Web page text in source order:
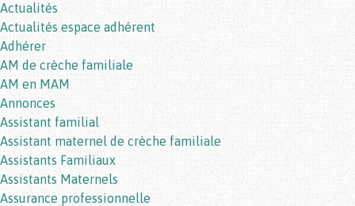
Actualités
Actualités espace adhérent
Adhérer
AM de crèche familiale
AM en MAM
Annonces
Assistant familial
Assistant maternel de crèche familiale
Assistants Familiaux
Assistants Maternels
Assurance professionnelle